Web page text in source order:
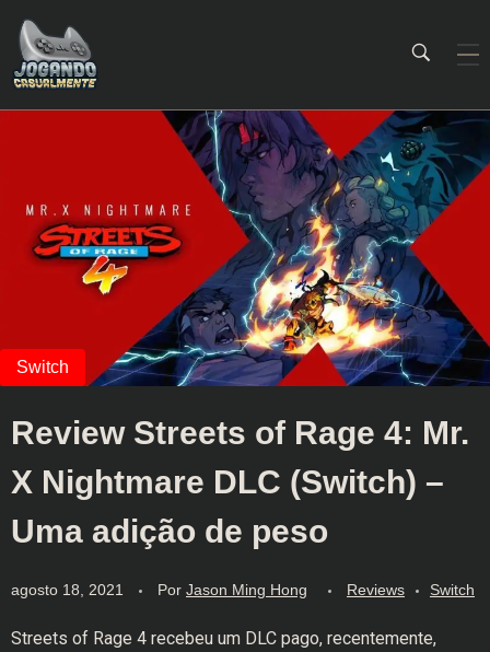
Review Streets of Rage 4: Mr.
X Nightmare DLC (Switch) –
Uma adição de peso
agosto 18, 2021 Por Jason Ming Hong Reviews Switch
Streets of Rage 4 recebeu um DLC pago, recentemente,